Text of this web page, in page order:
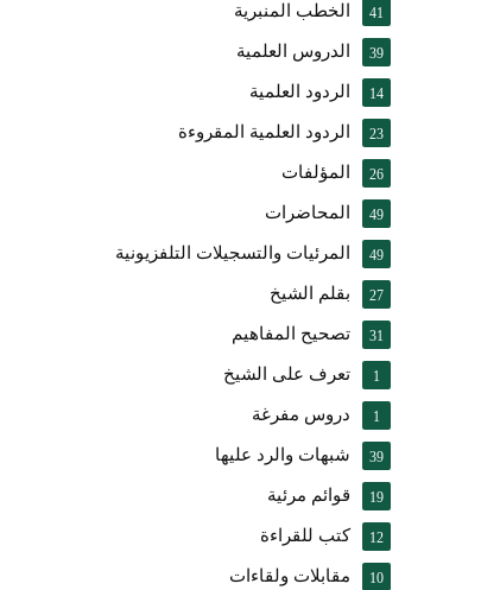
الخطب المنبرية 41
الدروس العلمية 39
الردود العلمية 14
الردود العلمية المقروءة 23
المؤلفات 26
المحاضرات 49
المرئيات والتسجيلات التلفزيونية 49
بقلم الشيخ 27
تصحيح المفاهيم 31
تعرف على الشيخ 1
دروس مفرغة 1
شبهات والرد عليها 39
قوائم مرئية 19
كتب للقراءة 12
مقابلات ولقاءات 10